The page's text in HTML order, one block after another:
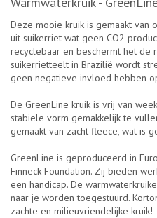
Deze mooie kruik is gemaakt van
uit suikerriet wat geen CO2
recyclebaar en beschermt het de
suikerrietteelt in Brazilië wordt
geen negatieve invloed hebben
De GreenLine kruik is vrij van
stabiele vorm gemakkelijk te
gemaakt van zacht fleece, wat is
GreenLine is geproduceerd in
Finneck Foundation. Zij bieden
een handicap. De
naar je worden toegestuurd.
zachte en milieuvriendelijke kruik!